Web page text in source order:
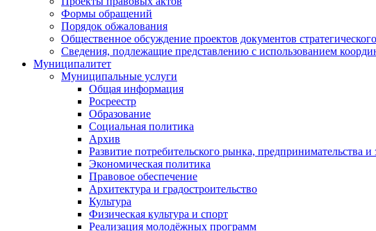
Формы обращений
Порядок обжалования
Общественное обсуждение проектов документов
Сведения, подлежащие представлению с использованием
Муниципалитет
Муниципальные услуги
Общая информация
Росреестр
Образование
Социальная политика
Архив
Развитие потребительского рынка, предпринимательства
Экономическая политика
Правовое обеспечение
Архитектура и градостроительство
Культура
Физическая культура и спорт
Реализация молодёжных программ